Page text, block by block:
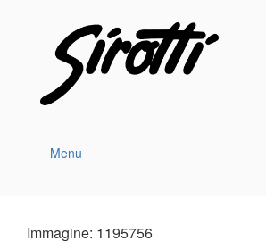
Menu
Immagine: 1195756